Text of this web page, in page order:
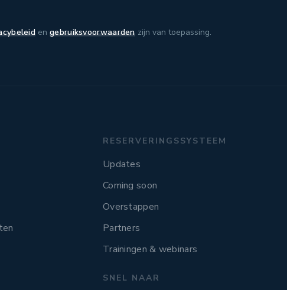
engebruiksvoorwaardenzijn van toepassing.
RESERVERINGSSYSTEEM
Updates
Coming soon
Overstappen
Partners
Trainingen & webinars
SNEL NAAR